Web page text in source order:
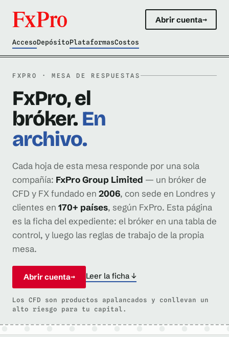
Abrir cuenta→
AccesoDepósitoPlataformasCostos
FXPRO · MESA DE RESPUESTAS
FxPro, el
bróker. En
archivo.
Cada hoja de esta mesa responde por una sola
compañía: FxPro Group Limited — un bróker de
CFD y FX fundado en 2006, con sede en Londres y
clientes en 170+ países, según FxPro. Esta página
es la ficha del expediente: el bróker en una tabla de
control, y luego las reglas de trabajo de la propia
mesa.
Abrir cuenta→ Leer la ficha ↓
Los CFD son productos apalancados y conllevan un
alto riesgo para tu capital.